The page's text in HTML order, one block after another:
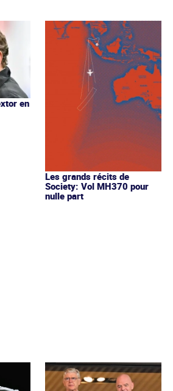
en
Les grands récits de
Society: Vol MH370 pour
nulle part